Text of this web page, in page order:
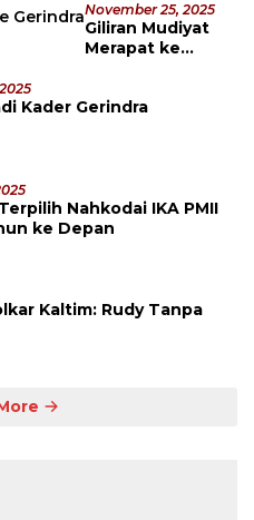
November 25, 2025
Giliran Mudiyat
Merapat ke
Kader Gerindra
Nahkodai IKA PMII
ke Depan
Kaltim: Rudy Tanpa